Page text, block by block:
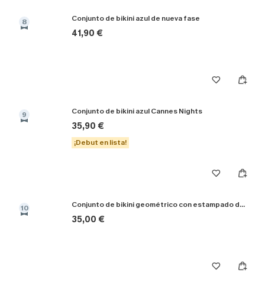
8 Conjunto de bikini azul de nueva fase
41,90 €
9 Conjunto de bikini azul Cannes Nights
35,90 €
¡Debut en lista!
10 Conjunto de bikini geométrico con estampado de margaritas
35,00 €